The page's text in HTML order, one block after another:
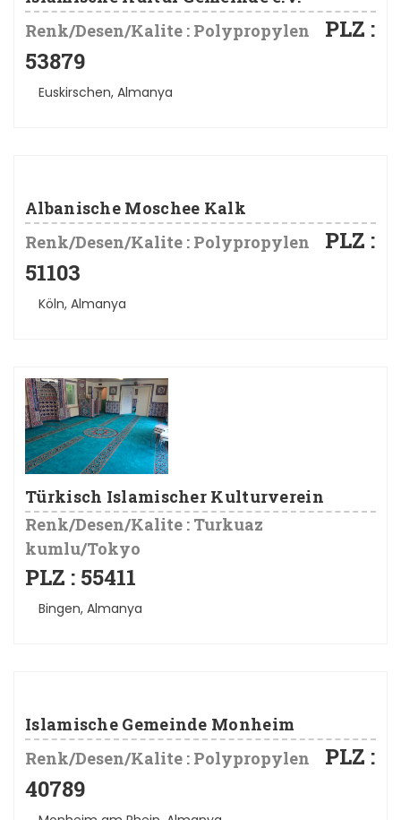
Renk/Desen/Kalite : Polypropylen
PLZ :
53879
Euskirschen, Almanya
Albanische Moschee Kalk
Renk/Desen/Kalite : Polypropylen
PLZ :
51103
Köln, Almanya
Türkisch Islamischer Kulturverein
Renk/Desen/Kalite : Turkuaz
kumlu/Tokyo
PLZ : 55411
Bingen, Almanya
Islamische Gemeinde Monheim
Renk/Desen/Kalite : Polypropylen
PLZ :
40789